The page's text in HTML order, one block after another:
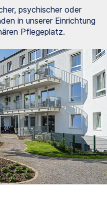
psychischer oder
in unserer Einrichtung
Pflegeplatz.